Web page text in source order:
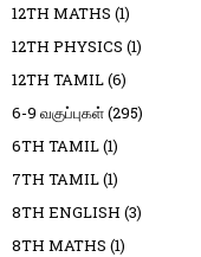
12TH MATHS (1)
12TH PHYSICS (1)
12TH TAMIL(6)
6-9 வகுப்புகள்(295)
6TH TAMIL(1)
7TH TAMIL(1)
8TH ENGLISH (3)
8TH MATHS (1)